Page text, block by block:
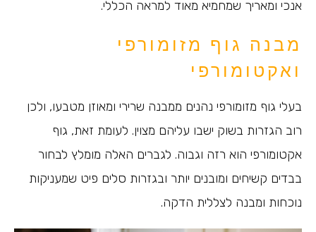
אנכי ומאריך שמחמיא מאוד למראה הכללי.
מבנה גוף מזומורפי
ואקטומורפי
בעלי גוף מזומורפי נהנים ממבנה שרירי ומאוזן מטבעו, ולכן
רוב הגזרות בשוק ישבו עליהם מצוין. לעומת זאת, גוף
אקטומורפי הוא רזה וגבוה. לגברים האלה מומלץ לבחור
בבדים קשיחים ומובנים יותר ובגזרות סלים פיט שמעניקות
נוכחות ומבנה לצללית הדקה.